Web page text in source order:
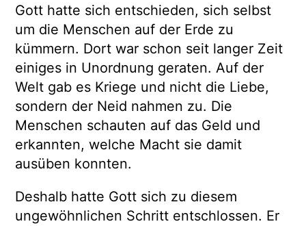
Gott hatte sich entschieden, sich selbst
um die Menschen auf der Erde zu
kümmern. Dort war schon seit langer Zeit
einiges in Unordnung geraten. Auf der
Welt gab es Kriege und nicht die Liebe,
sondern der Neid nahmen zu. Die
Menschen schauten auf das Geld und
erkannten, welche Macht sie damit
ausüben konnten.
Deshalb hatte Gott sich zu diesem
ungewöhnlichen Schritt entschlossen. Er